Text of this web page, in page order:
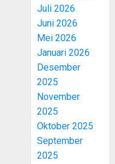
Juli 2026
Juni 2026
Mei 2026
Januari 2026
Desember
2025
November
2025
Oktober 2025
September
2025